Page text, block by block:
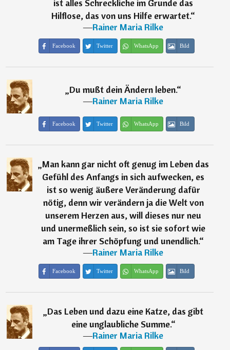
ist alles Schreckliche im Grunde das
Hilflose, das von uns Hilfe erwartet.“
―Rainer Maria Rilke
Facebook Twitter WhatsApp Bild
„Du mußt dein Ändern leben.“
―Rainer Maria Rilke
Facebook Twitter WhatsApp Bild
„Man kann gar nicht oft genug im Leben das
Gefühl des Anfangs in sich aufwecken, es
ist so wenig äußere Veränderung dafür
nötig, denn wir verändern ja die Welt von
unserem Herzen aus, will dieses nur neu
und unermeßlich sein, so ist sie sofort wie
am Tage ihrer Schöpfung und unendlich.“
―Rainer Maria Rilke
Facebook Twitter WhatsApp Bild
„Das Leben und dazu eine Katze, das gibt
eine unglaubliche Summe.“
―Rainer Maria Rilke